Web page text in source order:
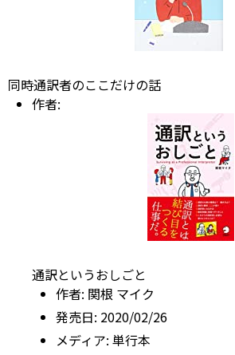
同時通訳者のここだけの話
作者:
通訳というおしごと
作者: 関根 マイク
発売日: 2020/02/26
メディア: 単行本